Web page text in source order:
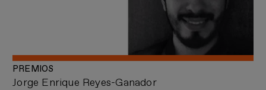
Jorge Enrique Reyes-Ganador
PREMIOS